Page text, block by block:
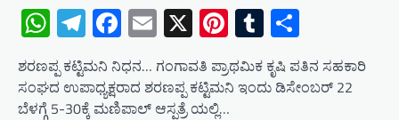
WhatsApp
Telegram
Facebook
Email
X Pinterest
Tumblr
ಶರಣಪ್ಪ ಕಟ್ಟಿಮನಿ ನಿಧನ… ಗಂಗಾವತಿ ಪ್ರಾಥಮಿಕ ಕೃಷಿ ಪತಿನ ಸಹಕಾರಿ
ಸಂಘದ ಉಪಾಧ್ಯಕ್ಷರಾದ ಶರಣಪ್ಪ ಕಟ್ಟಿಮನಿ ಇಂದು ಡಿಸೇಂಬರ್ 22
ಬೆಳಗ್ಗೆ 5-30ಕ್ಕೆ ಮಣಿಪಾಲ್ ಆಸ್ಪತ್ರೆ ಯಲ್ಲಿ…